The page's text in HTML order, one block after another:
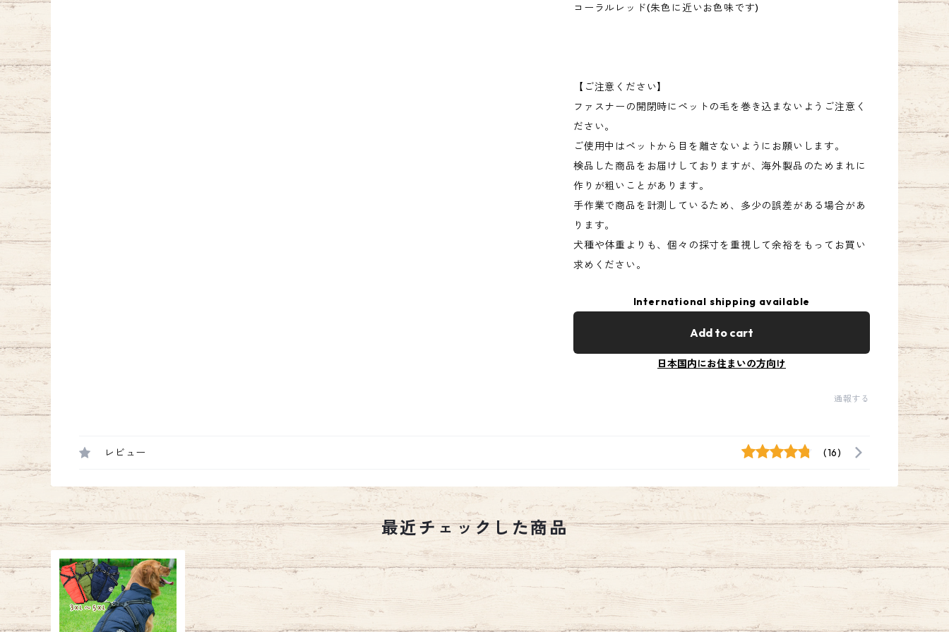
コーラルレッド(朱色に近いお色味です)
【ご注意ください】
ファスナーの開閉時にペットの毛を巻き込まないようご注意く
ださい。
ご使用中はペットから目を離さないようにお願いします。
検品した商品をお届けしておりますが、海外製品のためまれに
作りが粗いことがあります。
手作業で商品を計測しているため、多少の誤差がある場合があ
ります。
犬種や体重よりも、個々の採寸を重視して余裕をもってお買い
求めください。
International shipping available
Add to cart
日本国内にお住まいの方向け
通報する
レビュー (16)
最近チェックした商品